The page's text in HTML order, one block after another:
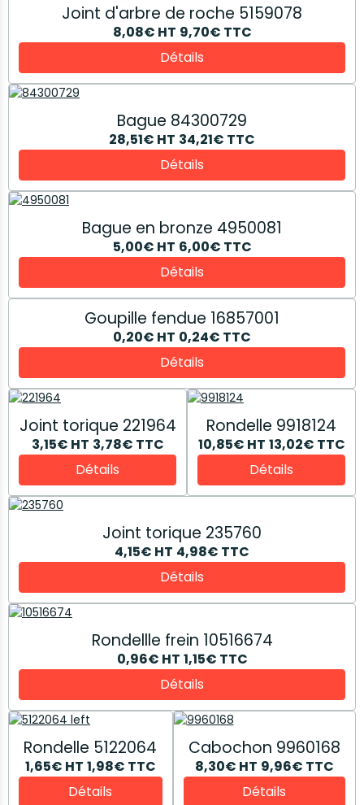
Joint d'arbre de roche 5159078
8,08€ HT 9,70€ TTC
Détails
Bague 84300729
28,51€ HT 34,21€ TTC
Détails
Bague en bronze 4950081
5,00€ HT 6,00€ TTC
Détails
Goupille fendue 16857001
0,20€ HT 0,24€ TTC
Détails
Joint torique 221964
3,15€ HT 3,78€ TTC
Détails
Rondelle 9918124
10,85€ HT 13,02€ TTC
Détails
Joint torique 235760
4,15€ HT 4,98€ TTC
Détails
Rondellle frein 10516674
0,96€ HT 1,15€ TTC
Détails
Rondelle 5122064
1,65€ HT 1,98€ TTC
Détails
Cabochon 9960168
8,30€ HT 9,96€ TTC
Détails